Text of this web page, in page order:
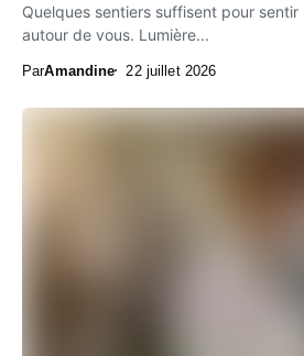
Quelques sentiers suffisent pour sentir
autour de vous. Lumière...
ParAmandine 22 juillet 2026